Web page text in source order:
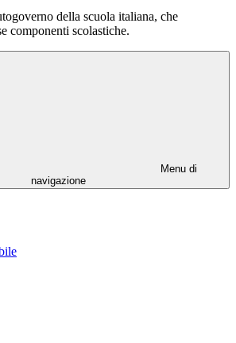
della scuola italiana, che
componenti scolastiche.
Menu di
navigazione